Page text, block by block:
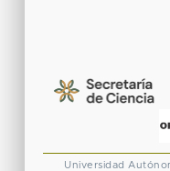
Universidad